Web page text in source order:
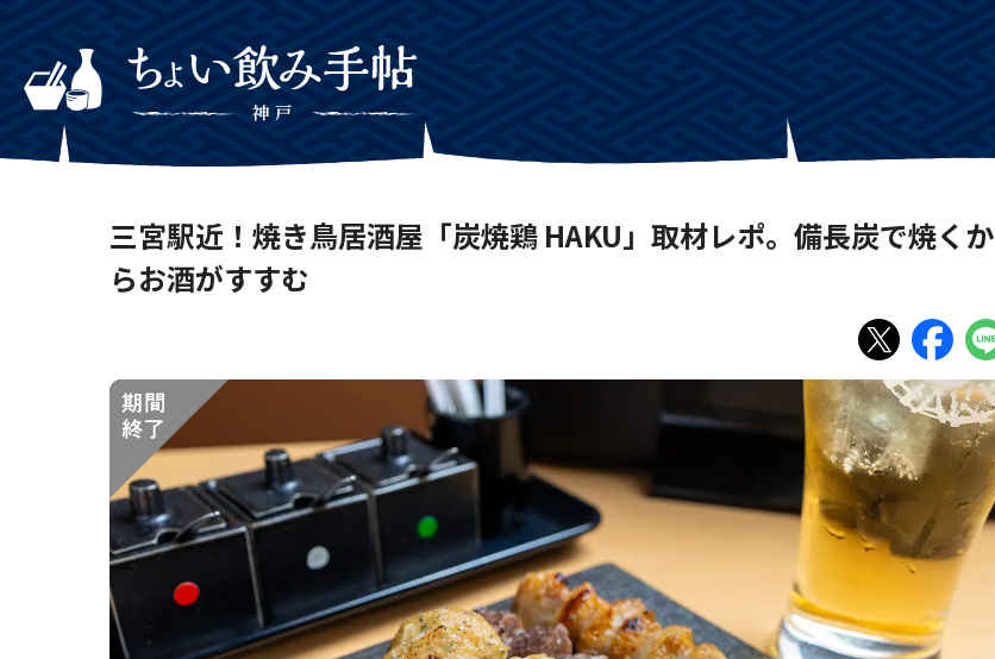
三宮駅近！焼き鳥居酒屋「炭焼鶏 HAKU」取材レポ。備長炭で焼くか
らお酒がすすむ